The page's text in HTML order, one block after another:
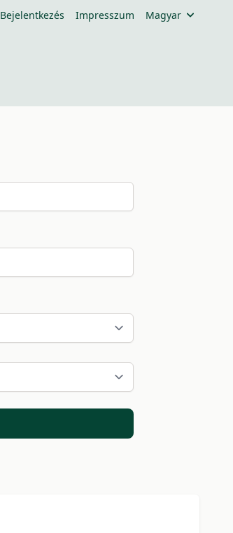
Bejelentkezés Impresszum Magyar